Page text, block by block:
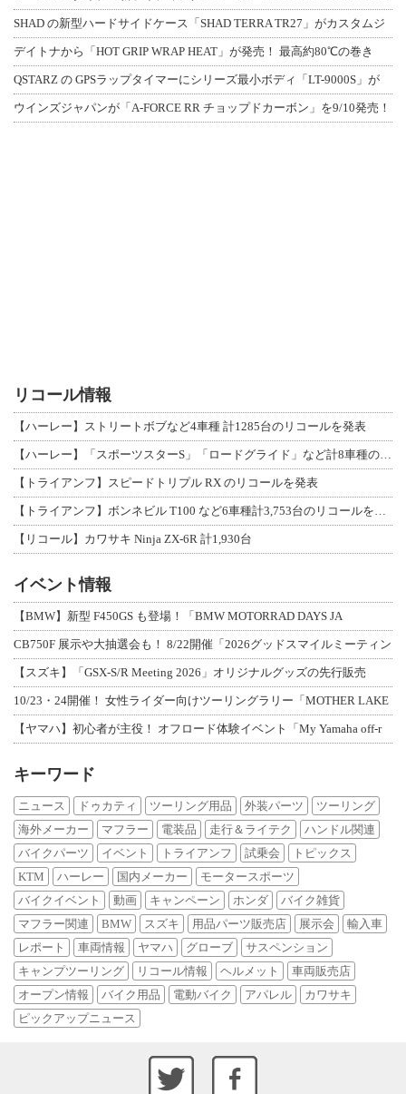
SHAD の新型ハードサイドケース「SHAD TERRA TR27」がカスタムジ
デイトナから「HOT GRIP WRAP HEAT」が発売！ 最高約80℃の巻き
QSTARZ の GPSラップタイマーにシリーズ最小ボディ「LT-9000S」が
ウインズジャパンが「A-FORCE RR チョップドカーボン」を9/10発売！
リコール情報
【ハーレー】ストリートボブなど4車種 計1285台のリコールを発表
【トライアンフ】スピードトリプル RX のリコールを発表
【リコール】カワサキ Ninja ZX-6R 計1,930台
イベント情報
【BMW】新型 F450GS も登場！「BMW MOTORRAD DAYS JA
CB750F 展示や大抽選会も！ 8/22開催「2026グッドスマイルミーティン
【スズキ】「GSX-S/R Meeting 2026」オリジナルグッズの先行販売
10/23・24開催！ 女性ライダー向けツーリングラリー「MOTHER LAKE
【ヤマハ】初心者が主役！ オフロード体験イベント「My Yamaha off-r
キーワード
ニュース ドゥカティ ツーリング用品 外装パーツ
ツーリング
海外メーカー
マフラー 電装品 走行＆ライテク
ハンドル関連
バイクパーツ
イベント トライアンフ 試乗会
トピックス
KTM
ハーレー 国内メーカー
モータースポーツ
バイクイベント
動画 キャンペーン ホンダ
バイク雑貨
マフラー関連
BMW スズキ 用品パーツ販売店 展示会
輸入車
レポート
車両情報 ヤマハ グローブ
サスペンション
キャンプツーリング
リコール情報 ヘルメット
車両販売店
オープン情報
バイク用品 電動バイク アパレル
カワサキ
ピックアップニュース